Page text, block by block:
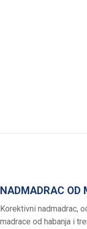
NADMADRAC OD
Korektivni nadmadrac,
madrace od habanja i